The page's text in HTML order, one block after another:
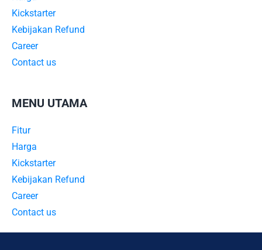
Kickstarter
Kebijakan Refund
Career
Contact us
MENU UTAMA
Fitur
Harga
Kickstarter
Kebijakan Refund
Career
Contact us